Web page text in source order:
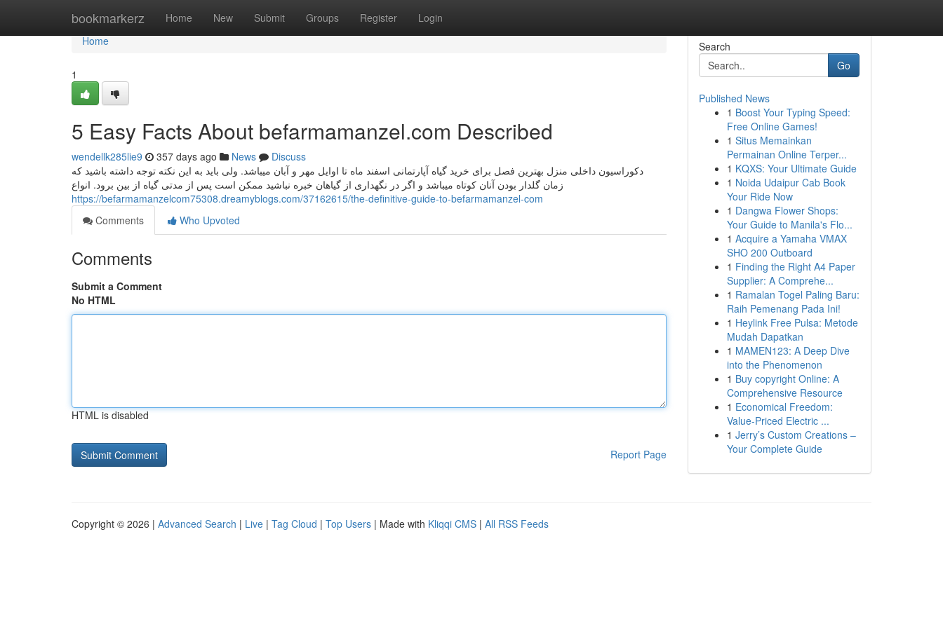
bookmarkerz Home New Submit Groups Register Login
Home
Home
1
5 Easy Facts About befarmamanzel.com Described
wendellk285lie9 357 days ago News
Discuss
دکوراسیون داخلی منزل بهترین فصل برای خرید گیاه آپارتمانی اسفند ماه تا اوایل مهر و آبان میباشد. ولی باید به این نکته توجه داشته باشید که
زمان گلدار بودن آنان کوتاه میباشد و اگر در نگهداری از گیاهان خبره نباشید ممکن است پس از مدتی گیاه از بین برود. انواع
https://befarmamanzelcom75308.dreamyblogs.com/37162615/the-definitive-guide-to-befarmamanzel-com
Comments
Who Upvoted
Comments
Submit a Comment
No HTML
HTML is disabled
Report Page
Search
Go
Published News
1 Boost Your Typing Speed:
Free Online Games!
1 Situs Memainkan
Permainan Online Terper...
1 KQXS: Your Ultimate Guide
1 Noida Udaipur Cab Book
Your Ride Now
1 Dangwa Flower Shops:
Your Guide to Manila's Flo...
1 Acquire a Yamaha VMAX
SHO 200 Outboard
1 Finding the Right A4 Paper
Supplier: A Comprehe...
1 Ramalan Togel Paling Baru:
Raih Pemenang Pada Ini!
1 Heylink Free Pulsa: Metode
Mudah Dapatkan
1 MAMEN123: A Deep Dive
into the Phenomenon
1 Buy copyright Online: A
Comprehensive Resource
1 Economical Freedom:
Value-Priced Electric ...
1 Jerry’s Custom Creations –
Your Complete Guide
Copyright © 2026 | Advanced Search | Live | Tag Cloud | Top Users | Made with Kliqqi CMS | All RSS Feeds